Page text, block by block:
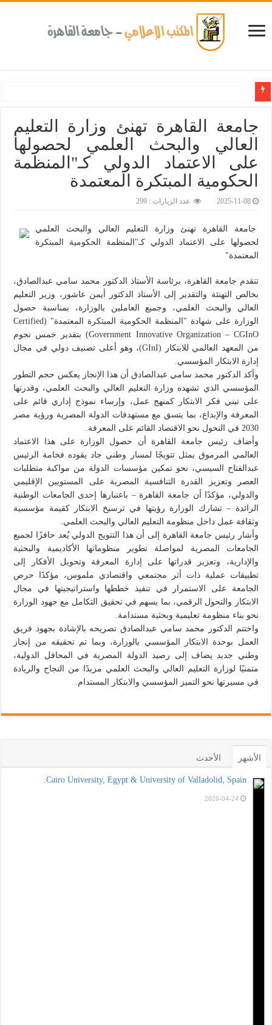
جامعة القاهرة تهنئ وزارة التعليم
العالي والبحث العلمي لحصولها
على الاعتماد الدولي كـ"المنظمة
الحكومية المبتكرة المعتمدة‎
2025-11-08 عدد الزيارات : 299
جامعة القاهرة تهنئ وزارة التعليم العالي والبحث العلمي
لحصولها على الاعتماد الدولي كـ"المنظمة الحكومية المبتكرة
المعتمدة"
تتقدم جامعة القاهرة، برئاسة الأستاذ الدكتور محمد سامي عبدالصادق،
بخالص التهنئة والتقدير إلى الأستاذ الدكتور أيمن عاشور، وزير التعليم
العالي والبحث العلمي، وجميع العاملين بالوزارة، بمناسبة حصول
الوزارة على شهادة "المنظمة الحكومية المبتكرة المعتمدة" (Certified
Government Innovative Organization – CGInO) بتقدير خمس نجوم
من المعهد العالمي للابتكار (GInI)، وهو أعلى تصنيف دولي في مجال
إدارة الابتكار المؤسسي.
وأكد الدكتور محمد سامي عبدالصادق أن هذا الإنجاز يعكس حجم التطور
المؤسسي الذي تشهده وزارة التعليم العالي والبحث العلمي، وقدرتها
على تبني فكر الابتكار كمنهج عمل، وإرساء نموذج إداري قائم على
المعرفة والإبداع، بما يتسق مع مستهدفات الدولة المصرية ورؤية مصر
2030 في التحول نحو الاقتصاد القائم على المعرفة.
وأضاف رئيس جامعة القاهرة أن حصول الوزارة على هذا الاعتماد
العالمي المرموق يمثل تتويجًا لمسار وطني جاد يقوده فخامة الرئيس
عبدالفتاح السيسي، نحو تمكين مؤسسات الدولة من مواكبة متطلبات
العصر وتعزيز القدرة التنافسية المصرية على المستويين الإقليمي
والدولي، مؤكدًا أن جامعة القاهرة – باعتبارها إحدى الجامعات الوطنية
الرائدة – تشارك الوزارة رؤيتها في ترسيخ الابتكار كقيمة مؤسسية
وثقافة عمل داخل منظومة التعليم العالي والبحث العلمي.
وأشار رئيس جامعة القاهرة إلى أن هذا التتويج الدولي يُعد حافزًا لجميع
الجامعات المصرية لمواصلة تطوير منظوماتها الأكاديمية والبحثية
والإدارية، وتعزيز قدراتها على إدارة المعرفة وتحويل الأفكار إلى
تطبيقات عملية ذات أثر مجتمعي واقتصادي ملموس، مؤكدًا حرص
الجامعة على الاستمرار في تنفيذ خططها واستراتيجيتها في مجال
الابتكار والتحول الرقمي، بما يسهم في تحقيق التكامل مع جهود الوزارة
نحو بناء منظومة تعليمية وبحثية مستدامة.
واختتم الدكتور محمد سامي عبدالصادق تصريحه بالإشادة بجهود فريق
العمل بوحدة الابتكار المؤسسي بالوزارة، وبما تم تحقيقه من إنجاز
وطني جديد يضاف إلى رصيد الدولة المصرية في المحافل الدولية،
متمنيًا لوزارة التعليم العالي والبحث العلمي مزيدًا من النجاح والريادة
في مسيرتها نحو التميز المؤسسي والابتكار المستدام.
الأشهر الأحدث
Cairo University, Egypt & University of Valladolid, Spain.
2026-04-24